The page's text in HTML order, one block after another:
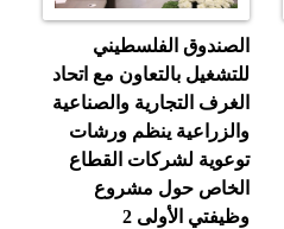
الصندوق الفلسطيني
للتشغيل بالتعاون مع اتحاد
الغرف التجارية والصناعية
والزراعية ينظم ورشات
توعوية لشركات القطاع
الخاص حول مشروع
وظيفتي الأولى 2